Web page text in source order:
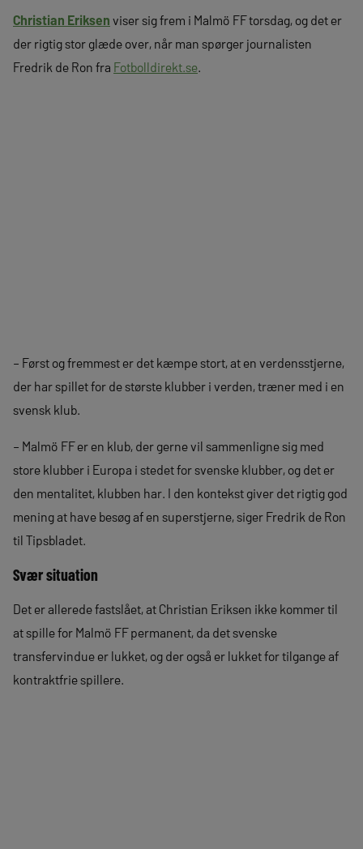
Christian Eriksen viser sig frem i Malmö FF torsdag, og det er
der rigtig stor glæde over, når man spørger journalisten
Fredrik de Ron fra Fotbolldirekt.se.
– Først og fremmest er det kæmpe stort, at en verdensstjerne,
der har spillet for de største klubber i verden, træner med i en
svensk klub.
– Malmö FF er en klub, der gerne vil sammenligne sig med
store klubber i Europa i stedet for svenske klubber, og det er
den mentalitet, klubben har. I den kontekst giver det rigtig god
mening at have besøg af en superstjerne, siger Fredrik de Ron
til Tipsbladet.
Svær situation
Det er allerede fastslået, at Christian Eriksen ikke kommer til
at spille for Malmö FF permanent, da det svenske
transfervindue er lukket, og der også er lukket for tilgange af
kontraktfrie spillere.